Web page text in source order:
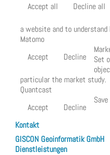
Accept all
Decline all
a website and to
Matomo
Accept
Decline
Set
particular the market study.
Quantcast
Accept
Decline
Save
Kontakt
GISCON Geoinformatik GmbH
Dienstleistungen